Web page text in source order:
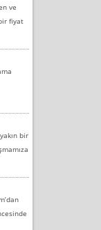
ve
fiyat
bir